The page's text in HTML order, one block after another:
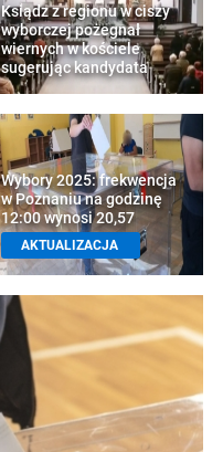
Ksiądz z regionu w ciszy
wyborczej pożegnał
wiernych w kościele
sugerując kandydata
Wybory 2025: frekwencja
w Poznaniu na godzinę
12:00 wynosi 20,57
AKTUALIZACJA